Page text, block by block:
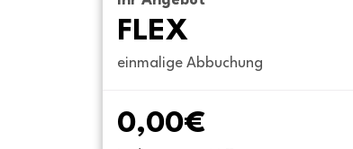
FLEX
einmalige Abbuchung
0,00€